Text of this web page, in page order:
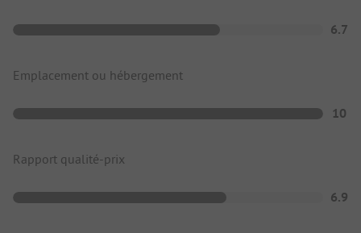
6.7
Emplacement ou hébergement
10
Rapport qualité-prix
6.9